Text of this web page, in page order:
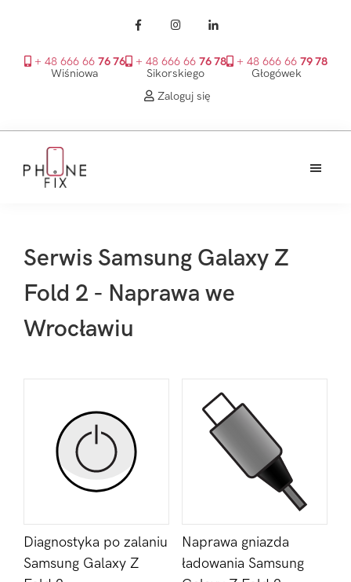
+ 48 666 66 76 76
Wiśniowa
+ 48 666 66 76 78
Sikorskiego
+ 48 666 66 79 78
Głogówek
Zaloguj się
głównego
Serwis Samsung Galaxy Z
Fold 2 - Naprawa we
Wrocławiu
Diagnostyka po zalaniu
Samsung Galaxy Z
Naprawa gniazda
ładowania Samsung